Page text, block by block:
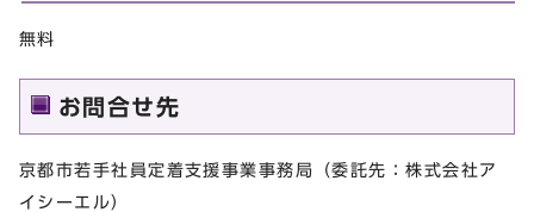
無料
お問合せ先
京都市若手社員定着支援事業事務局（委託先：株式会社ア
イシーエル）